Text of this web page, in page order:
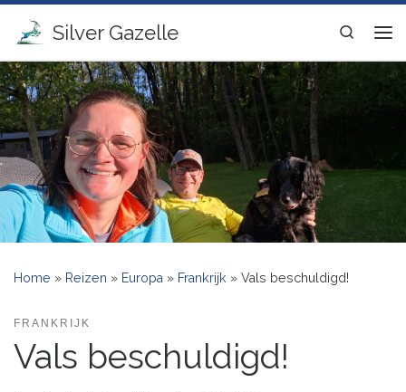
Ga naar inhoud
Silver Gazelle
Search
Home » Reizen » Europa » Frankrijk » Vals beschuldigd!
FRANKRIJK
Vals beschuldigd!